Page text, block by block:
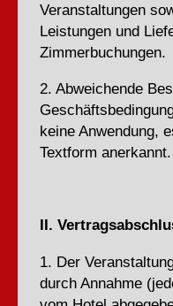
Veranstaltungen
Leistungen und
Zimmerbuchungen.
2. Abweichende
keine Anwendung,
Textform anerkannt.
II.
1. Der
durch Annahme